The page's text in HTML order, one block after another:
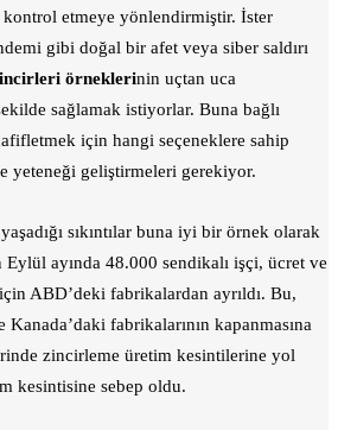
etmeye yönlendirmiştir. İster
gibi doğal bir afet veya siber saldırı
örneklerinin uçtan uca
sağlamak istiyorlar. Buna bağlı
için hangi seçeneklere sahip
yeteneği geliştirmeleri gerekiyor.
sıkıntılar buna iyi bir örnek olarak
Eylül ayında 48.000 sendikalı işçi, ücret ve
ABD’deki fabrikalardan ayrıldı. Bu,
Kanada’daki fabrikalarının kapanmasına
zincirleme üretim kesintilerine yol
kesintisine sebep oldu.